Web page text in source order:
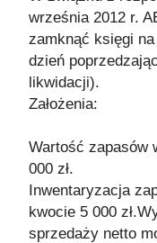
września 2012 r.
zamknąć księgi
dzień
likwidacji).
Założenia:
Wartość zapasów
000 zł.
Inwentaryzacja
kwocie 5 000
sprzedaży netto